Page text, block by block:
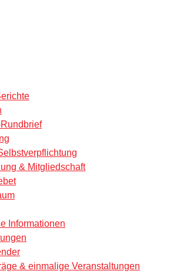
& Mitgliedschaft
Informationen
& einmalige Veranstaltungen